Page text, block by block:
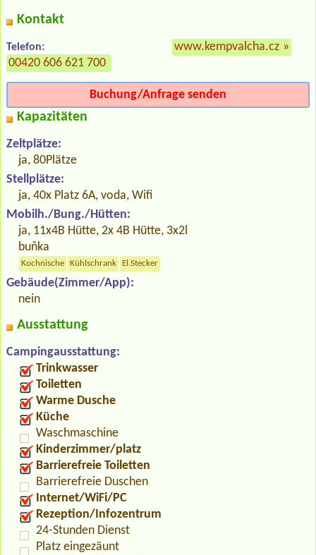
Kontakt
Telefon:
00420 606 621 700
www.kempvalcha.cz »
Buchung/Anfrage senden
Kapazitäten
Zeltplätze:
ja, 80Plätze
Stellplätze:
ja, 40x Platz 6A, voda, Wifi
Mobilh./Bung./Hütten:
ja, 11x4B Hütte, 2x 4B Hütte, 3x2l
buňka
Kochnische Kühlschrank El.Stecker
Gebäude(Zimmer/App):
nein
Ausstattung
Campingausstattung:
Trinkwasser
Toiletten
Warme Dusche
Küche
Waschmaschine
Kinderzimmer/platz
Barrierefreie Toiletten
Barrierefreie Duschen
Internet/WiFi/PC
Rezeption/Infozentrum
24-Stunden Dienst
Platz eingezäunt